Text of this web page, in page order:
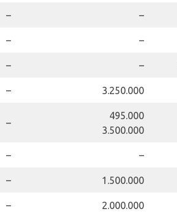
– –
– –
– –
– 3.250.000
–
495.000
3.500.000
– –
– 1.500.000
– 2.000.000